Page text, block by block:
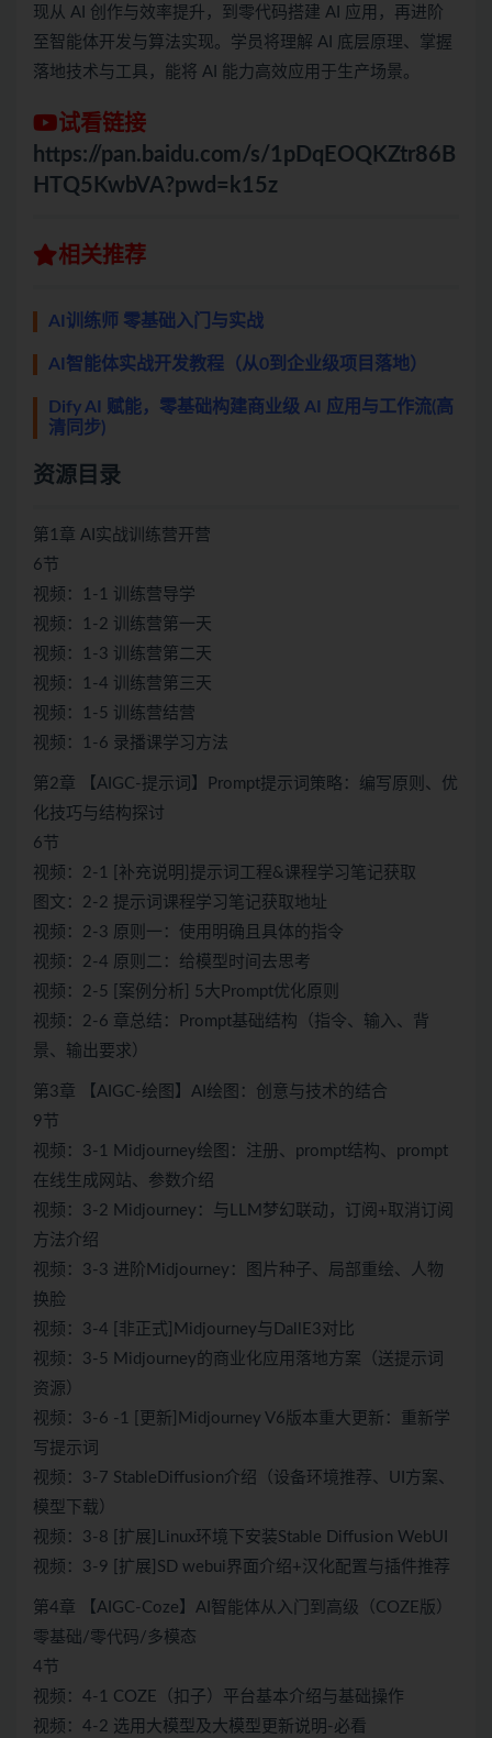
现从 AI 创作与效率提升，到零代码搭建 AI 应用，再进阶
至智能体开发与算法实现。学员将理解 AI 底层原理、掌握
落地技术与工具，能将 AI 能力高效应用于生产场景。
试看链接
https://pan.baidu.com/s/1pDqEOQKZtr86B
HTQ5KwbVA?pwd=k15z
相关推荐
AI训练师 零基础入门与实战
AI智能体实战开发教程（从0到企业级项目落地）
Dify AI 赋能，零基础构建商业级 AI 应用与工作流(高
清同步)
资源目录
第1章 AI实战训练营开营
6节
视频：1-1 训练营导学
视频：1-2 训练营第一天
视频：1-3 训练营第二天
视频：1-4 训练营第三天
视频：1-5 训练营结营
视频：1-6 录播课学习方法
第2章 【AIGC-提示词】Prompt提示词策略：编写原则、优
化技巧与结构探讨
6节
视频：2-1 [补充说明]提示词工程&课程学习笔记获取
图文：2-2 提示词课程学习笔记获取地址
视频：2-3 原则一：使用明确且具体的指令
视频：2-4 原则二：给模型时间去思考
视频：2-5 [案例分析] 5大Prompt优化原则
视频：2-6 章总结：Prompt基础结构（指令、输入、背
景、输出要求）
第3章 【AIGC-绘图】AI绘图：创意与技术的结合
9节
视频：3-1 Midjourney绘图：注册、prompt结构、prompt
在线生成网站、参数介绍
视频：3-2 Midjourney：与LLM梦幻联动，订阅+取消订阅
方法介绍
视频：3-3 进阶Midjourney：图片种子、局部重绘、人物
换脸
视频：3-4 [非正式]Midjourney与DallE3对比
视频：3-5 Midjourney的商业化应用落地方案（送提示词
资源）
视频：3-6 -1 [更新]Midjourney V6版本重大更新：重新学
写提示词
视频：3-7 StableDiffusion介绍（设备环境推荐、UI方案、
模型下载）
视频：3-8 [扩展]Linux环境下安装Stable Diffusion WebUI
视频：3-9 [扩展]SD webui界面介绍+汉化配置与插件推荐
第4章 【AIGC-Coze】AI智能体从入门到高级（COZE版）
零基础/零代码/多模态
4节
视频：4-1 COZE（扣子）平台基本介绍与基础操作
视频：4-2 选用大模型及大模型更新说明-必看